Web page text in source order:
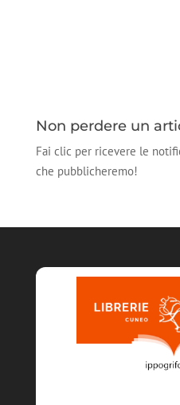
Non perdere un
Fai clic per ricevere le
che pubblicheremo!